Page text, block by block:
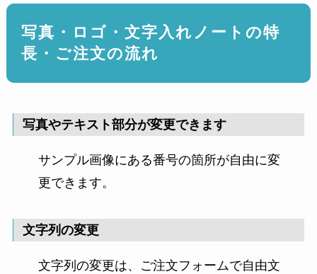
写真・ロゴ・文字入れノートの特
長・ご注文の流れ
写真やテキスト部分が変更できます
サンプル画像にある番号の箇所が自由に変
更できます。
文字列の変更
文字列の変更は、ご注文フォームで自由文